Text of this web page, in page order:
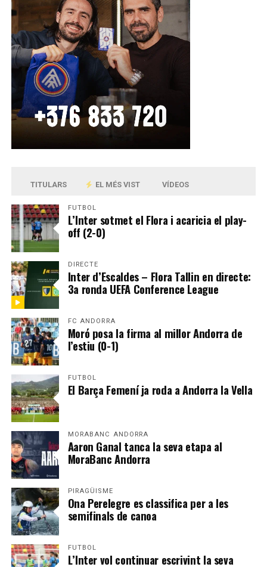
TITULARS EL MÉS VIST VÍDEOS
FUTBOL
L’Inter sotmet el Flora i acaricia el play-
off (2-0)
DIRECTE
Inter d’Escaldes – Flora Tallin en directe:
3a ronda UEFA Conference League
FC ANDORRA
Moró posa la firma al millor Andorra de
l’estiu (0-1)
FUTBOL
El Barça Femení ja roda a Andorra la Vella
MORABANC ANDORRA
Aaron Ganal tanca la seva etapa al
MoraBanc Andorra
PIRAGÜISME
Ona Perelegre es classifica per a les
semifinals de canoa
FUTBOL
L’Inter vol continuar escrivint la seva